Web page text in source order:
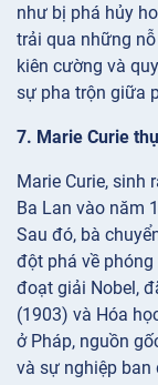
như bị phá hủy
trải qua những
kiên cường và
sự pha trộn giữa
7. Marie Curie
Marie Curie, sinh
Ba Lan vào năm
Sau đó, bà
đột phá về
đoạt giải Nobel,
(1903) và Hóa
ở Pháp, nguồn
và sự nghiệp ban